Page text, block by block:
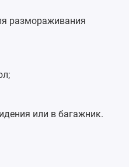
размораживания
или в багажник.